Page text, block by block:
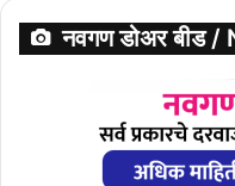
नवगण डोअर बीड